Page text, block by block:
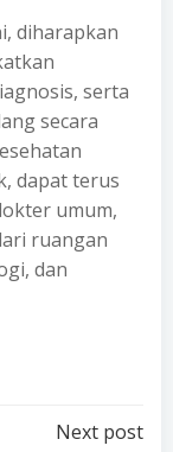
diharapkan
serta
secara
dapat terus
umum,
ruangan
dan
Next post